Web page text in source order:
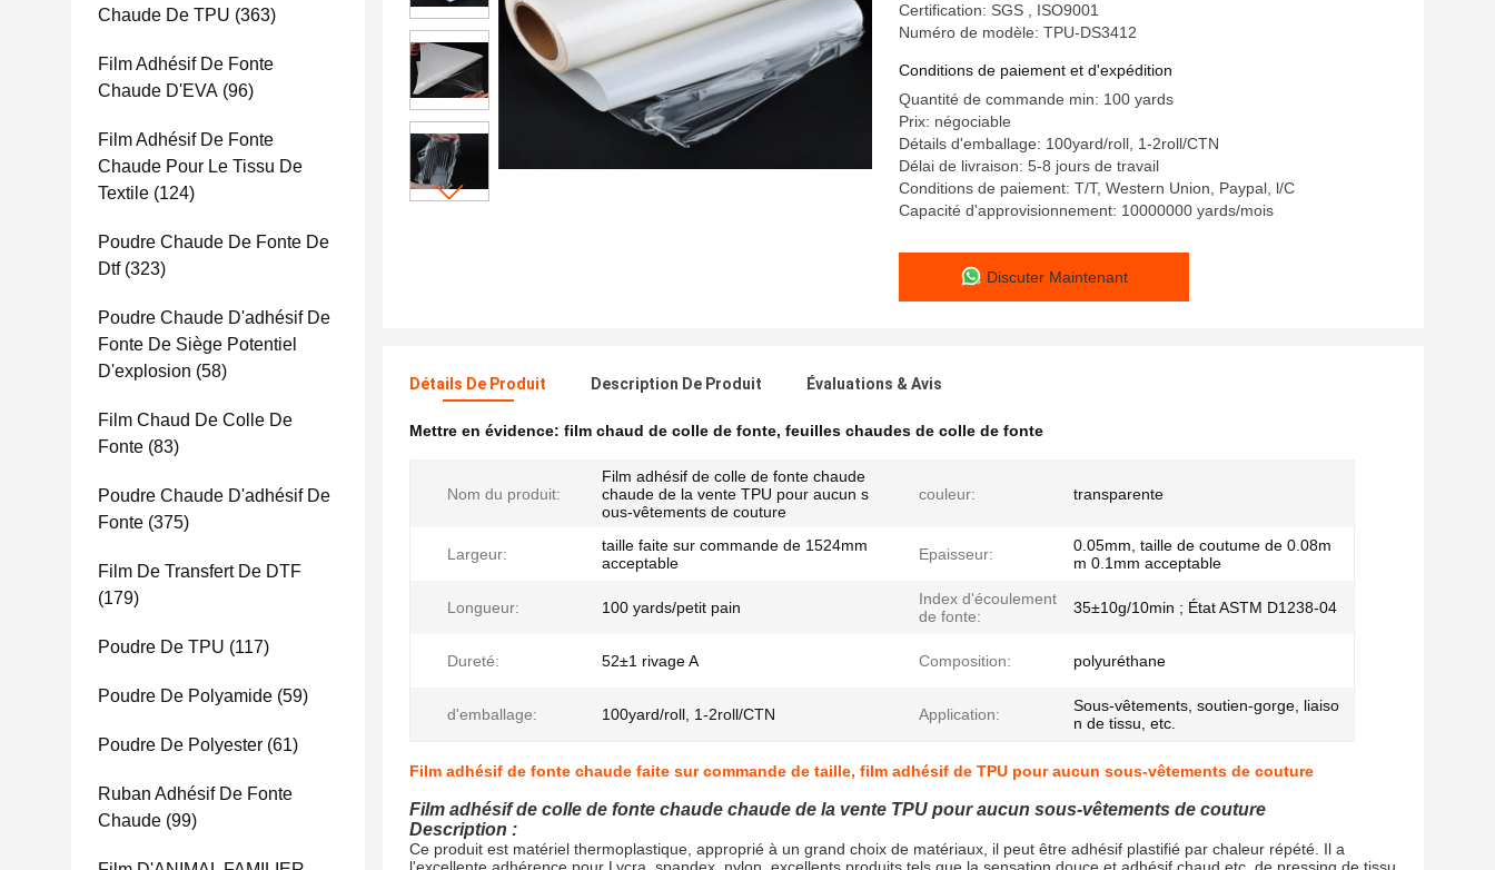
Chaude De TPU (363)
Film Adhésif De Fonte
Chaude D'EVA (96)
Film Adhésif De Fonte
Chaude Pour Le Tissu De
Textile (124)
Poudre Chaude De Fonte De
Dtf(323)
Poudre Chaude D'adhésif De
Fonte De Siège Potentiel
D'explosion (58)
Film Chaud De Colle De
Fonte (83)
Poudre Chaude D'adhésif De
Fonte (375)
Film De Transfert De DTF
(179)
Poudre De TPU (117)
Poudre De Polyamide (59)
Poudre De Polyester (61)
Ruban Adhésif De Fonte
Chaude (99)
Certification: SGS , ISO9001
Numéro de modèle: TPU-DS3412
Conditions de paiement et d'expédition
Quantité de commande min: 100 yards
Prix: négociable
Détails d'emballage: 100yard/roll, 1-2roll/CTN
Délai de livraison: 5-8 jours de travail
Conditions de paiement: T/T, Western Union, Paypal, l/C
Capacité d'approvisionnement: 10000000 yards/mois
Discuter Maintenant
Détails De Produit Description De Produit Évaluations & Avis
Mettre en évidence: film chaud de colle de fonte, feuilles chaudes de colle de fonte
Nom du produit:
Film adhésif de colle de fonte chaude
chaude de la vente TPU pour aucun s
ous-vêtements de couture
couleur: transparente
Largeur:
taille faite sur commande de 1524mm
acceptable
Epaisseur:
0.05mm, taille de coutume de 0.08m
m 0.1mm acceptable
Longueur: 100 yards/petit pain
Index d'écoulement
de fonte:
35±10g/10min ; État ASTM D1238-04
Dureté: 52±1 rivage A Composition: polyuréthane
d'emballage: 100yard/roll, 1-2roll/CTN Application:
Sous-vêtements, soutien-gorge, liaiso
n de tissu, etc.
Film adhésif de fonte chaude faite sur commande de taille, film adhésif de TPU pour aucun sous-vêtements de couture
Film adhésif de colle de fonte chaude chaude de la vente TPU pour aucun sous-vêtements de couture
Description :
Ce produit est matériel thermoplastique, approprié à un grand choix de matériaux, il peut être adhésif plastifié par chaleur répété. Il a